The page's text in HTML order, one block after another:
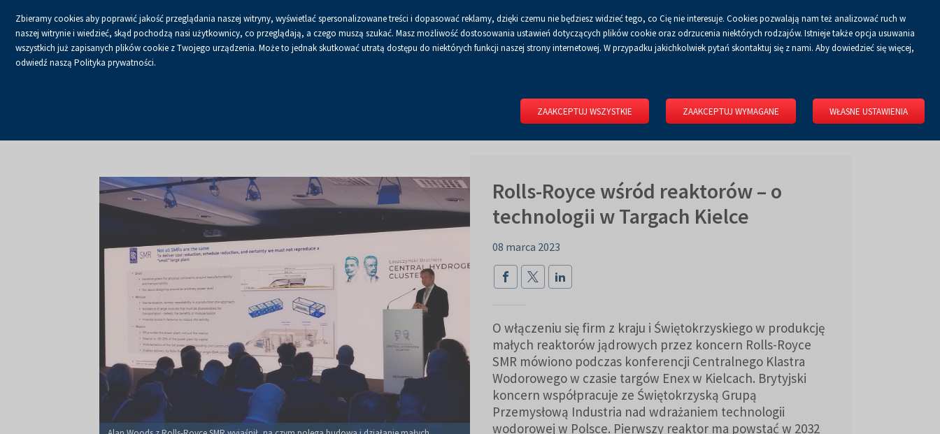
ACzcionka
domyślna
A+ Czcionka
powiększona
A++Czcionka
największa
A
Włącz
tryb
Włącz
wersję
RSS Dla mediów BIP Polityka prywatności ZALOGUJ SIĘ 0.00 zł Koszyk
Rolls-Royce wśród reaktorów – o
technologii w Targach Kielce
08 marca 2023
O włączeniu się firm z kraju i Świętokrzyskiego w produkcję
małych reaktorów jądrowych przez koncern Rolls-Royce
SMR mówiono podczas konferencji Centralnego Klastra
Wodorowego w czasie targów Enex w Kielcach. Brytyjski
koncern współpracuje ze Świętokrzyską Grupą
Przemysłową Industria nad wdrażaniem technologii
wodorowej w Polsce. Pierwszy reaktor ma powstać w 2032
Zbieramy cookies aby poprawić jakość przeglądania naszej witryny, wyświetlać spersonalizowane treści i dopasować reklamy, dzięki czemu nie będziesz widzieć tego, co Cię nie interesuje. Cookies pozwalają nam też analizować ruch w
naszej witrynie i wiedzieć, skąd pochodzą nasi użytkownicy, co przeglądają, a czego muszą szukać. Masz możliwość dostosowania ustawień dotyczących plików cookie oraz odrzucenia niektórych rodzajów. Istnieje także opcja usuwania
wszystkich już zapisanych plików cookie z Twojego urządzenia. Może to jednak skutkować utratą dostępu do niektórych funkcji naszej strony internetowej. W przypadku jakichkolwiek pytań skontaktuj się z nami. Aby dowiedzieć się więcej,
odwiedź naszą Polityka prywatności.
ZAAKCEPTUJ WSZYSTKIE ZAAKCEPTUJ WYMAGANE WŁASNE USTAWIENIA